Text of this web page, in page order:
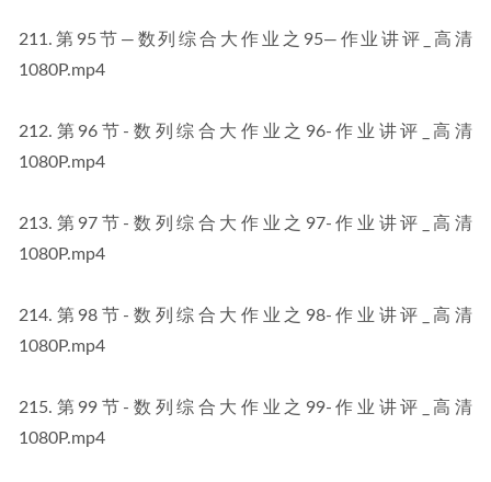
211.第95节—数列综合大作业之95—作业讲评_高清
1080P.mp4
212.第96节-数列综合大作业之96-作业讲评_高清
1080P.mp4
213.第97节-数列综合大作业之97-作业讲评_高清
1080P.mp4
214.第98节-数列综合大作业之98-作业讲评_高清
1080P.mp4
215.第99节-数列综合大作业之99-作业讲评_高清
1080P.mp4